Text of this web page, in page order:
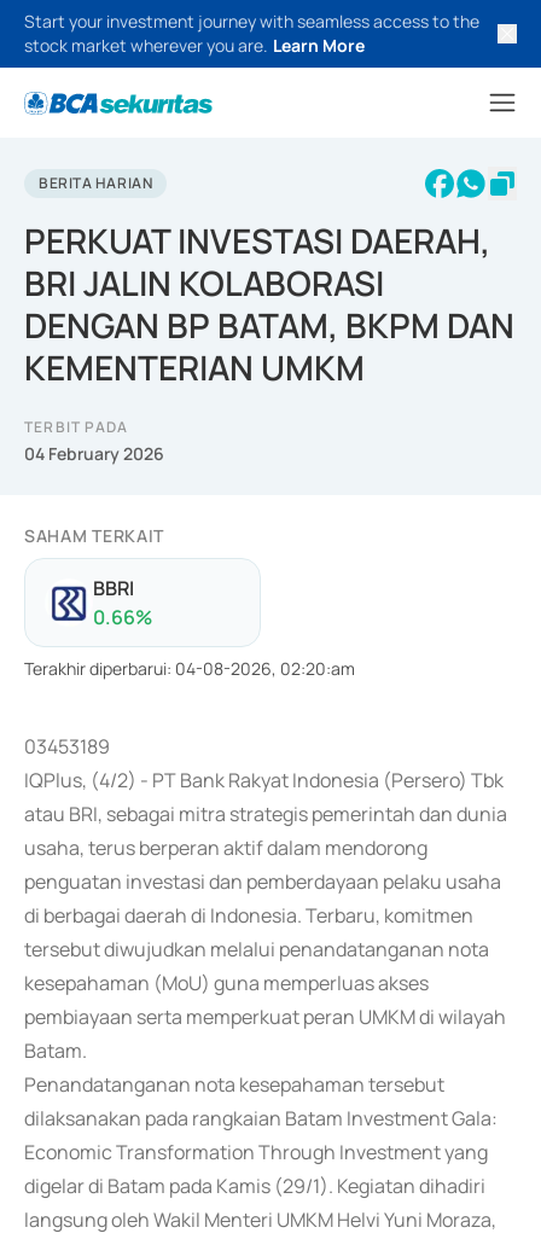
Start your investment journey with seamless access to the
stock market wherever you are. Learn More
BERITA HARIAN
PERKUAT INVESTASI DAERAH,
BRI JALIN KOLABORASI
DENGAN BP BATAM, BKPM DAN
KEMENTERIAN UMKM
TERBIT PADA
04 February 2026
SAHAM TERKAIT
BBRI
0.66%
Terakhir diperbarui: 04-08-2026, 02:20:am
03453189
IQPlus, (4/2) - PT Bank Rakyat Indonesia (Persero) Tbk
atau BRI, sebagai mitra strategis pemerintah dan dunia
usaha, terus berperan aktif dalam mendorong
penguatan investasi dan pemberdayaan pelaku usaha
di berbagai daerah di Indonesia. Terbaru, komitmen
tersebut diwujudkan melalui penandatanganan nota
kesepahaman (MoU) guna memperluas akses
pembiayaan serta memperkuat peran UMKM di wilayah
Batam.
Penandatanganan nota kesepahaman tersebut
dilaksanakan pada rangkaian Batam Investment Gala:
Economic Transformation Through Investment yang
digelar di Batam pada Kamis (29/1). Kegiatan dihadiri
langsung oleh Wakil Menteri UMKM Helvi Yuni Moraza,